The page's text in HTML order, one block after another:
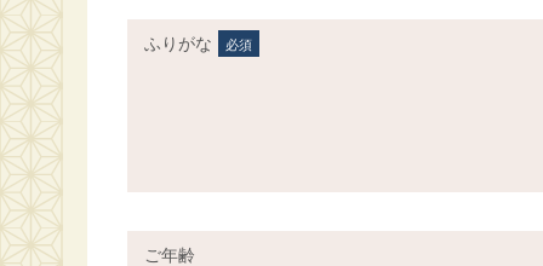
ふりがな 必須
ご年齢